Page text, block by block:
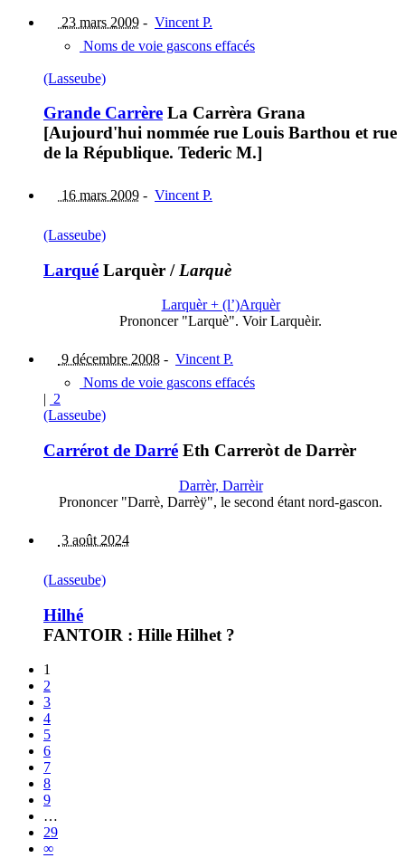
23 mars 2009 - Vincent P.
Noms de voie gascons effacés
(Lasseube)
Grande Carrère La Carrèra Grana
[Aujourd'hui nommée rue Louis Barthou et rue
de la République. Tederic M.]
16 mars 2009 - Vincent P.
(Lasseube)
Larqué Larquèr / Larquè
Larquèr + (l’)Arquèr
Prononcer "Larquè". Voir Larquèir.
9 décembre 2008 - Vincent P.
Noms de voie gascons effacés
| 2
(Lasseube)
Carrérot de Darré Eth Carreròt de Darrèr
Darrèr, Darrèir
Prononcer "Darrè, Darrèÿ", le second étant nord-gascon.
3 août 2024
(Lasseube)
Hilhé
FANTOIR : Hille Hilhet ?
1
2
3
4
5
6
7
8
9
…
29
∞